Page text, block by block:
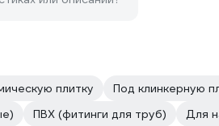
плитку Под клинкерную
ПВХ (фитинги для труб) Для